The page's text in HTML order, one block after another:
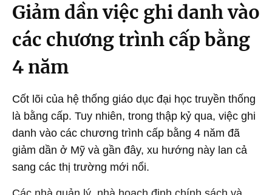
Giảm dần việc ghi danh vào
các chương trình cấp bằng
4 năm
Cốt lõi của hệ thống giáo dục đại học truyền thống
là bằng cấp. Tuy nhiên, trong thập kỷ qua, việc ghi
danh vào các chương trình cấp bằng 4 năm đã
giảm dần ở Mỹ và gần đây, xu hướng này lan cả
sang các thị trường mới nổi.